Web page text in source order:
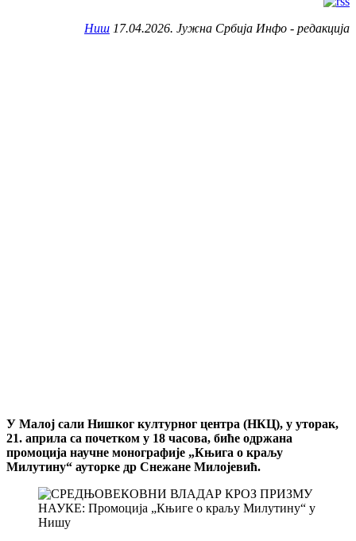
Ниш 17.04.2026. Јужна Србија Инфо - редакција
У Малој сали Нишког културног центра (НКЦ), у уторак,
21. априла са почетком у 18 часова, биће одржана
промоција научне монографије „Књига о краљу
Милутину“ ауторке др Снежане Милојевић.